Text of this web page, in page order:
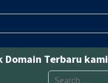
Domain Terbaru kami
Search